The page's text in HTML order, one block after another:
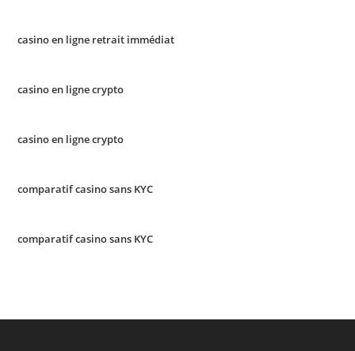
casino en ligne retrait immédiat
casino en ligne crypto
casino en ligne crypto
comparatif casino sans KYC
comparatif casino sans KYC